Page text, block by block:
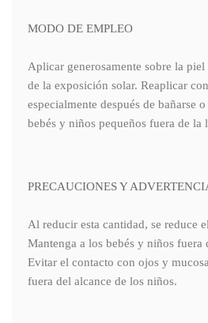
MODO DE EMPLEO
Aplicar generosamente sobre la piel
de la exposición solar. Reaplicar
especialmente después de bañarse
bebés y niños pequeños fuera de la
PRECAUCIONES Y
Al reducir esta cantidad, se reduce
Mantenga a los bebés y niños fuera
Evitar el contacto con ojos y
fuera del alcance de los niños.